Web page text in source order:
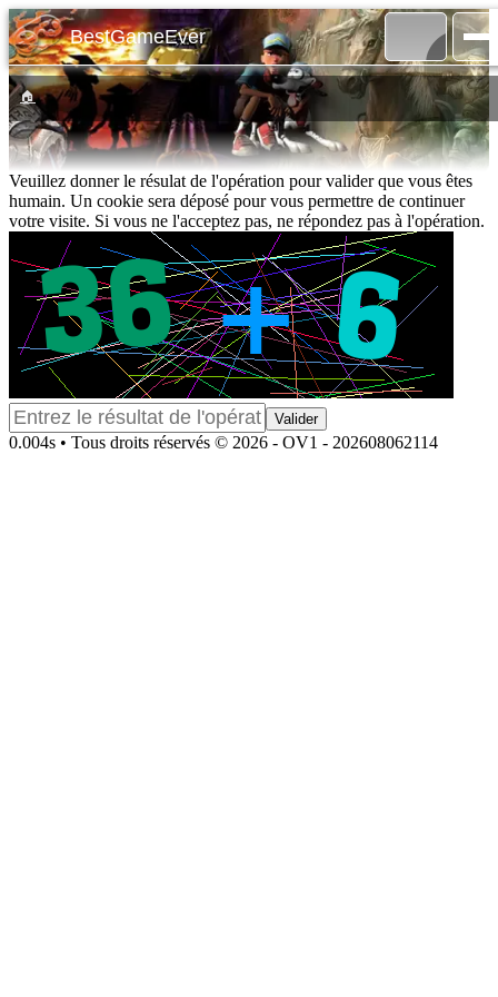
BestGameEver
🏠
Veuillez donner le résulat de l'opération pour valider que vous êtes
humain. Un cookie sera déposé pour vous permettre de continuer
votre visite. Si vous ne l'acceptez pas, ne répondez pas à l'opération.
0.004s • Tous droits réservés © 2026 - OV1 - 202608062114